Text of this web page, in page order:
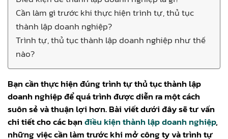
Cần làm gì trước khi thực hiện trình tự, thủ tục
thành lập doanh nghiệp?
Trình tự, thủ tục thành lập doanh nghiệp như thế
nào?
Bạn cần thực hiện đúng trình tự thủ tục thành lập
doanh nghiệp để quá trình được diễn ra một cách
suôn sẻ và thuận lợi hơn. Bài viết dưới đây sẽ tư vấn
chi tiết cho các bạnđiều kiện thành lập doanh nghiệp,
những việc cần làm trước khi mở công ty và trình tự